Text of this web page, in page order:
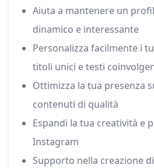
Aiuta a mantenere un
dinamico e interessante
Personalizza facilmente i
titoli unici e testi
Ottimizza la tua presenza
contenuti di qualità
Espandi la tua creatività e
Instagram
Supporto nella creazione